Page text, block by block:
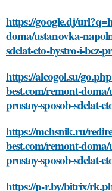
https://google.dj/
doma/ustanovka-
sdelat-eto-bystro-i-bez-
https://alcogol.su/
best.com/remont-
prostoy-sposob-sdelat-
https://mchsnik.ru/
best.com/remont-
prostoy-sposob-sdelat-
https://p-r.by/bitrix/